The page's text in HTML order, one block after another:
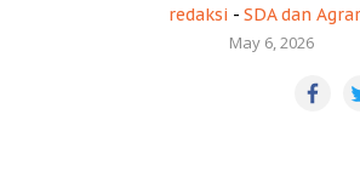
redaksi - SDA dan
May 6, 2026